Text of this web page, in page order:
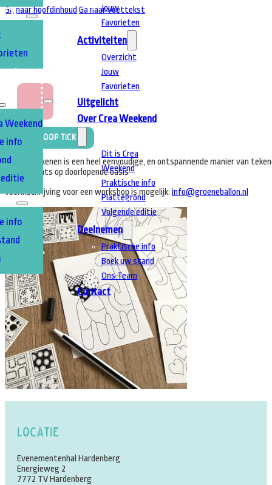
Ga naar hoofdinhoud Ga naar voettekst
Weekend
info
info
Jouw
Favorieten
Activiteiten
Overzicht
Jouw
Favorieten
Uitgelicht
Over Crea Weekend
Dit is Crea
Weekend
Praktische info
Plattegrond
Volgende editie
Deelnemen
Praktische info
Boek uw stand
Ons Team
Contact
Koop Ticket
Tangle-tekenen is een heel eenvoudige, en ontspannende manier van
vinden plaats op doorlopende basis
voorinschrijving voor een workshop is mogelijk: info@groeneballon.nl
Locatie
Evenementenhal Hardenberg
Energieweg 2
7772 TV Hardenberg